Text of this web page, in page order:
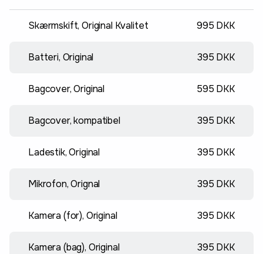
Skærmskift, Original Kvalitet 995 DKK
Batteri, Original 395 DKK
Bagcover, Original 595 DKK
Bagcover, kompatibel 395 DKK
Ladestik, Original 395 DKK
Mikrofon, Orignal 395 DKK
Kamera (for), Original 395 DKK
Kamera (bag), Original 395 DKK